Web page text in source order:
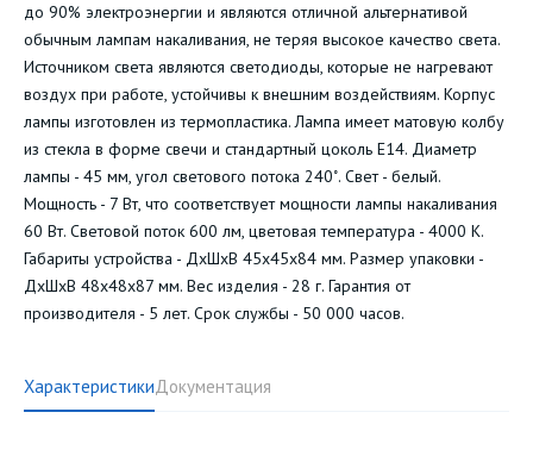
до 90% электроэнергии и являются отличной альтернативой
обычным лампам накаливания, не теряя высокое качество света.
Источником света являются светодиоды, которые не нагревают
воздух при работе, устойчивы к внешним воздействиям. Корпус
лампы изготовлен из термопластика. Лампа имеет матовую колбу
из стекла в форме свечи и стандартный цоколь Е14. Диаметр
лампы - 45 мм, угол светового потока 240˚. Свет - белый.
Мощность - 7 Вт, что соответствует мощности лампы накаливания
60 Вт. Световой поток 600 лм, цветовая температура - 4000 К.
Габариты устройства - ДхШхВ 45х45х84 мм. Размер упаковки -
ДхШхВ 48х48х87 мм. Вес изделия - 28 г. Гарантия от
производителя - 5 лет. Срок службы - 50 000 часов.
ХарактеристикиДокументация